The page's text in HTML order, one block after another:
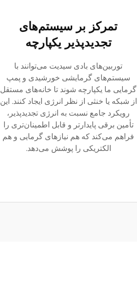
تمرکز بر سیستم‌های
تجدیدپذیر یکپارچه
توربین‌های بادی سیدیت می‌توانند با
سیستم‌های گرمایشی خورشیدی و پمپ
گرمایی ما یکپارچه شوند تا خانه‌های مستقل
از شبکه یا خنثی از نظر انرژی ایجاد کنند. این
رویکرد جامع نسبت به انرژی تجدیدپذیر،
تأمین برقی پایدارتر و قابل اطمینان‌تری را
فراهم می‌کند که هم نیازهای گرمایی و هم
الکتریکی را پوشش می‌دهد.